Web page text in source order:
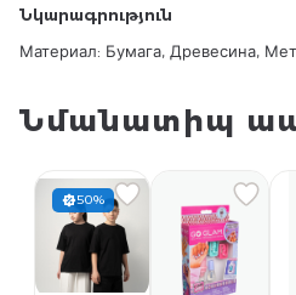
Նկարագրություն
Материал: Бумага, Древесина,
Նմանատիպ
50%